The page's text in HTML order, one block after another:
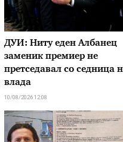
ДУИ: Ниту еден Албанец
заменик премиер не
претседавал со седница
влада
10/08/2026 12:08